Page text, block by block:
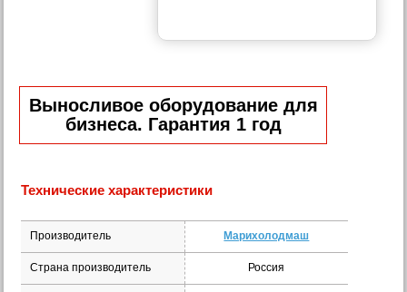
Выносливое оборудование для
бизнеса. Гарантия 1 год
Технические характеристики
Производитель Марихолодмаш
Страна производитель Россия